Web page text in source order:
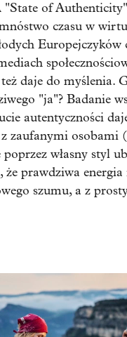
of
czasu w
Europejczyków
daje do myślenia.
"ja"? Badanie
autentyczności
z zaufanymi osobami
poprzez własny styl
prawdziwa energia
szumu, a z